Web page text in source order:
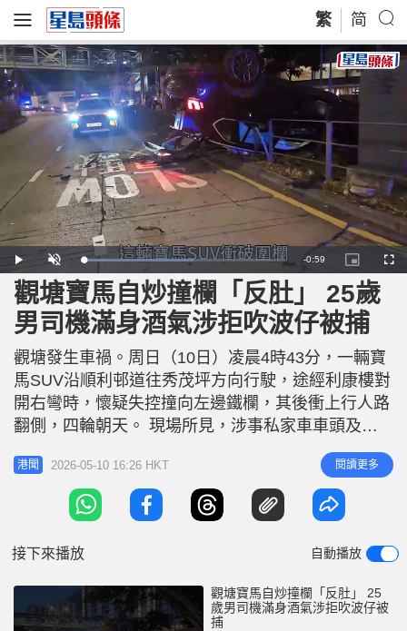
繁 简
P
l
a
y
U
n
m
u
t
e
L
o
a
d
e
d
:
5
4
9
8
%
R
m
n
i
e
-0:59
P
i
t
u
e
-
-
P
i
c
u
r
e
F
u
觀塘寶馬自炒撞欄「反肚」 25歲
男司機滿身酒氣涉拒吹波仔被捕
觀塘發生車禍。周日（10日）凌晨4時43分，一輛寶
馬SUV沿順利邨道往秀茂坪方向行駛，途經利康樓對
開右彎時，懷疑失控撞向左邊鐵欄，其後衝上行人路
翻側，四輪朝天。 現場所見，涉事私家車車頭及車
身嚴重損毀，路邊約15米鐵欄被撞毀，車內亦發現啤
酒罐。消防及救援人員接報到場，一名25歲姓李男子
已自行脫困，他報稱頸及胸痛，清醒由救護車送往聯
合醫院治理。 消息指，李男一度表示司機另有其
港聞 2026-05-10 16:26 HKT 閱讀更多
接下來播放 自動播放
觀塘寶馬自炒撞欄「反肚」 25
歲男司機滿身酒氣涉拒吹波仔被
捕